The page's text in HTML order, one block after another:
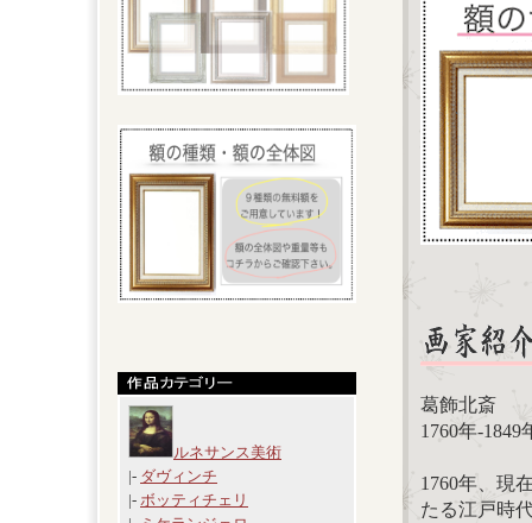
ルネサンス美術
|- ダヴィンチ
|- ボッティチェリ
葛飾北斎
1760年-1849
1760年、現
たる江戸時